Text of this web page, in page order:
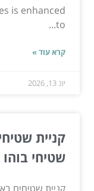
is enhanced
to...
קרא עוד »
יונ 13, 2026
קניית
שטיחי